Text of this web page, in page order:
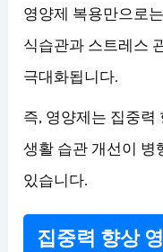
영양제 복용만으로
식습관과 스트레스
극대화됩니다.
즉, 영양제는 집중력
생활 습관 개선이 병
있습니다.
집중력 향상